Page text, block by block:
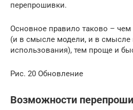
перепрошивки.
Основное правило таково –
(и в смысле модели, и в смысле
использования), тем проще и
Рис. 20 Обновление
Возможности